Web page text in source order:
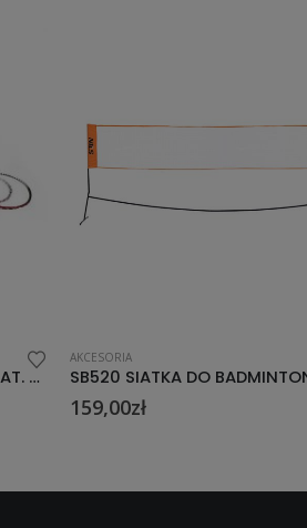
ZSB2 ZESTAW 2w1 2 RAKIETY + SIAT. BADM. + SIAT.TEN. ZIEM NILS
AKCESORIA
159,00zł